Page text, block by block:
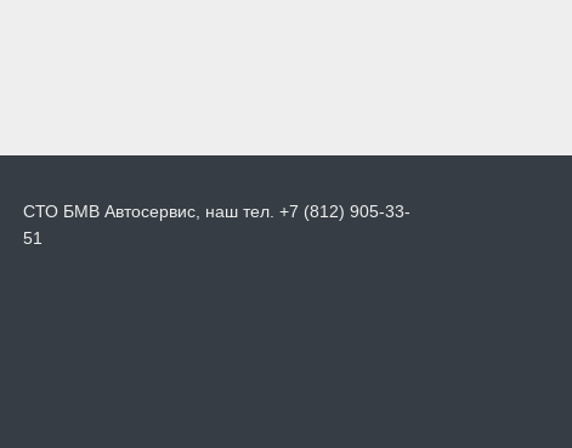
СТО БМВ Автосервис, наш тел. +7 (812) 905-33-
51